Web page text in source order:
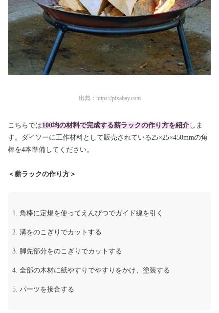
出典： https://pixabay.com
こちらでは100均の材料で完成する薪ラックの作り方を紹介 しま
す。ダイソーに工作材料として販売されている25×25×450mmの角
棒を4本準備してください。
＜薪ラックの作り方＞
角棒に定規を使ってえんぴつでガイド線を引く
溝をのこぎりでカットする
脚先部分をのこぎりでカットする
全部の木材に紙やすりでやすりをかけ、塗装する
パーツを接合する